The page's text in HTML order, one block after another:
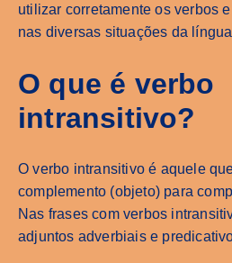
utilizar corretamente os verbos
nas diversas situações da
O que é verbo
intransitivo?
O verbo intransitivo é aquele
complemento (objeto) para
Nas frases com verbos
adjuntos adverbiais e